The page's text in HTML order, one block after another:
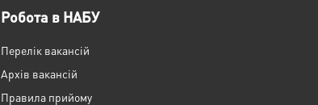
Робота в НАБУ
Перелік вакансій
Архів вакансій
Правила прийому